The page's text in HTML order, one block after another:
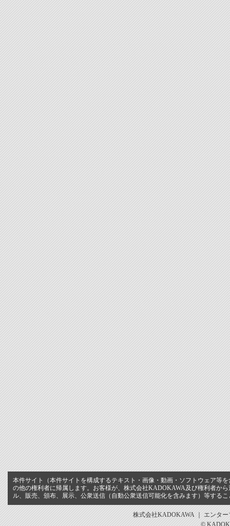
本件サイト（本件サイトを構成するテキスト・画像・動画・ソフトウェア等
の他の権利者に帰属します。お客様が、株式会社KADOKAWA及び権利者か
ル、販売、頒布、展示、公衆送信（自動公衆送信可能化を含みます）等する
株式会社KADOKAWA ｜ エンタ
©